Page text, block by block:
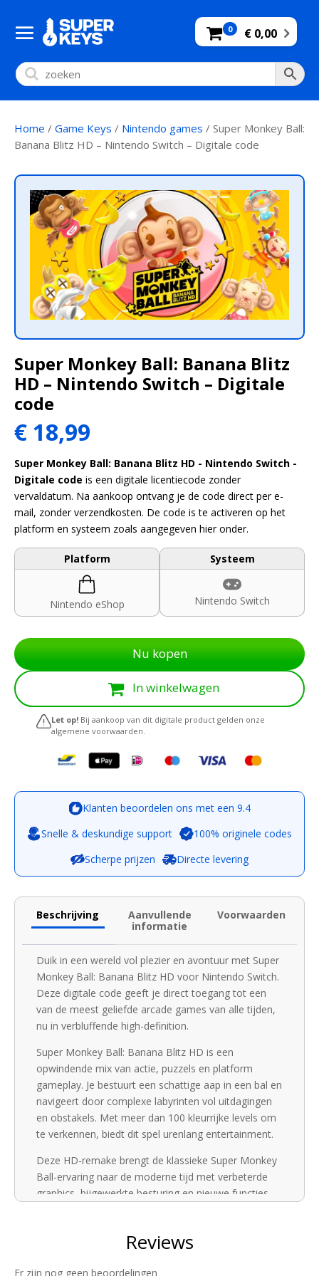
0 € 0,00
Home / Game Keys / Nintendo games / Super Monkey Ball:
Banana Blitz HD – Nintendo Switch – Digitale code
Super Monkey Ball: Banana Blitz
HD – Nintendo Switch – Digitale
code
€ 18,99
Super Monkey Ball: Banana Blitz HD - Nintendo Switch -
Digitale code is een digitale licentiecode zonder
vervaldatum. Na aankoop ontvang je de code direct per e-
mail, zonder verzendkosten. De code is te activeren op het
platform en systeem zoals aangegeven hier onder.
Platform
Nintendo eShop
Systeem
Nintendo Switch
Nu kopen
In winkelwagen
Let op! Bij aankoop van dit digitale product gelden onze
algemene voorwaarden.
Klanten beoordelen ons met een 9.4
Snelle & deskundige support
100% originele codes
Scherpe prijzen
Directe levering
Beschrijving
Aanvullende
informatie
Voorwaarden
Duik in een wereld vol plezier en avontuur met Super
Monkey Ball: Banana Blitz HD voor Nintendo Switch.
Deze digitale code geeft je direct toegang tot een
van de meest geliefde arcade games van alle tijden,
nu in verbluffende high-definition.
Super Monkey Ball: Banana Blitz HD is een
opwindende mix van actie, puzzels en platform
gameplay. Je bestuurt een schattige aap in een bal en
navigeert door complexe labyrinten vol uitdagingen
en obstakels. Met meer dan 100 kleurrijke levels om
te verkennen, biedt dit spel urenlang entertainment.
Deze HD-remake brengt de klassieke Super Monkey
Ball-ervaring naar de moderne tijd met verbeterde
graphics, bijgewerkte besturing en nieuwe functies.
perfect voor feestjes of gezellige avonden met
Er zijn nog geen beoordelingen